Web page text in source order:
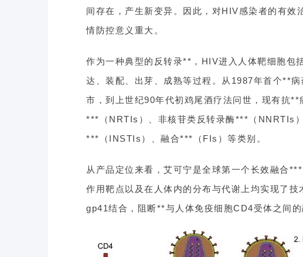
间存在，产生新变异。因此，对HIV感染者的有效
情防控意义重大。
作为一种典型的反转录**，HIV进入人体靶细胞包
达、装配、出芽、成熟等过程。从1987年首个**
市，到上世纪90年代初鸡尾酒疗法问世，现有抗
***（NRTIs）、非核苷类反转录酶***（NNRTIs
***（INSTIs）、融合***（FIs）等类别。
从产品定位来看，艾可宁是全球第一个长效融合
作用靶点以及在人体内的分布与代谢上均实现了
gp41结合，阻断**与人体免疫细胞CD4受体之间